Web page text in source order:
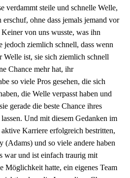
verdammt steile und schnelle Welle,
ohne dass jemals jemand vor
von uns wusste, was ihn
jedoch ziemlich schnell, dass wenn
Welle ist, sie sich ziemlich schnell
Chance mehr hat, ihr
so viele Pros gesehen, die sich
die Welle verpasst haben und
gerade die beste Chance ihres
Und mit diesem Gedanken im
Karriere erfolgreich bestritten,
(Adams) und so viele andere haben
war und ist einfach traurig mit
Möglichkeit hatte, ein eigenes Team